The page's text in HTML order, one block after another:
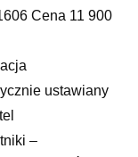
Cena 11 900
ustawiany
–